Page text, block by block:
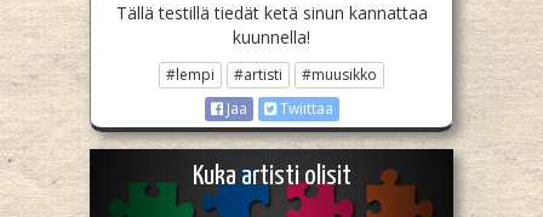
Tällä testillä tiedät ketä sinun kannattaa
kuunnella!
#lempi #artisti
#muusikko
Jaa
Twiittaa
Kuka artisti olisit